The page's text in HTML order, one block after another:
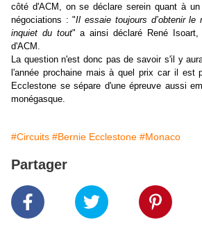
côté d'ACM, on se déclare serein quant à un
négociations : "Il essaie toujours d’obtenir le
inquiet du tout" a ainsi déclaré René Isoart,
d'ACM.
La question n'est donc pas de savoir s'il y
l'année prochaine mais à quel prix car il est
Ecclestone se sépare d'une épreuve aussi
monégasque.
#Circuits #Bernie Ecclestone #Monaco
Partager